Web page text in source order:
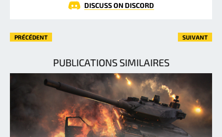
DISCUSS ON DISCORD
PRÉCÉDENT SUIVANT
PUBLICATIONS SIMILAIRES